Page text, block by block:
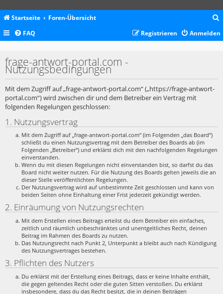
Startseite Foren-Übersicht
c
FAQ Anmelden
Registrieren
frage-antwort-portal.com -
Nutzungsbedingungen
Mit dem Zugriff auf „frage-antwort-portal.com“ („https://frage-antwort-
portal.com“) wird zwischen dir und dem Betreiber ein Vertrag mit
folgenden Regelungen geschlossen:
1. Nutzungsvertrag
Mit dem Zugriff auf „frage-antwort-portal.com“ (im Folgenden „das Board“)
schließt du einen Nutzungsvertrag mit dem Betreiber des Boards ab (im
Folgenden „Betreiber“) und erklärst dich mit den nachfolgenden Regelungen
einverstanden.
Wenn du mit diesen Regelungen nicht einverstanden bist, so darfst du das
Board nicht weiter nutzen. Für die Nutzung des Boards gelten jeweils die an
dieser Stelle veröffentlichten Regelungen.
Der Nutzungsvertrag wird auf unbestimmte Zeit geschlossen und kann von
beiden Seiten ohne Einhaltung einer Frist jederzeit gekündigt werden.
2. Einräumung von Nutzungsrechten
Mit dem Erstellen eines Beitrags erteilst du dem Betreiber ein einfaches,
zeitlich und räumlich unbeschränktes und unentgeltliches Recht, deinen
Beitrag im Rahmen des Boards zu nutzen.
Das Nutzungsrecht nach Punkt 2, Unterpunkt a bleibt auch nach Kündigung
des Nutzungsvertrages bestehen.
3. Pflichten des Nutzers
Du erklärst mit der Erstellung eines Beitrags, dass er keine Inhalte enthält,
die gegen geltendes Recht oder die guten Sitten verstoßen. Du erklärst
insbesondere, dass du das Recht besitzt, die in deinen Beiträgen